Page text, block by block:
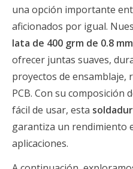
una opción importante
aficionados por igual.
lata de 400 grm de 0.8
ofrecer juntas suaves,
proyectos de ensamblaje,
PCB. Con su composición
fácil de usar, esta
garantiza un rendimiento
aplicaciones.